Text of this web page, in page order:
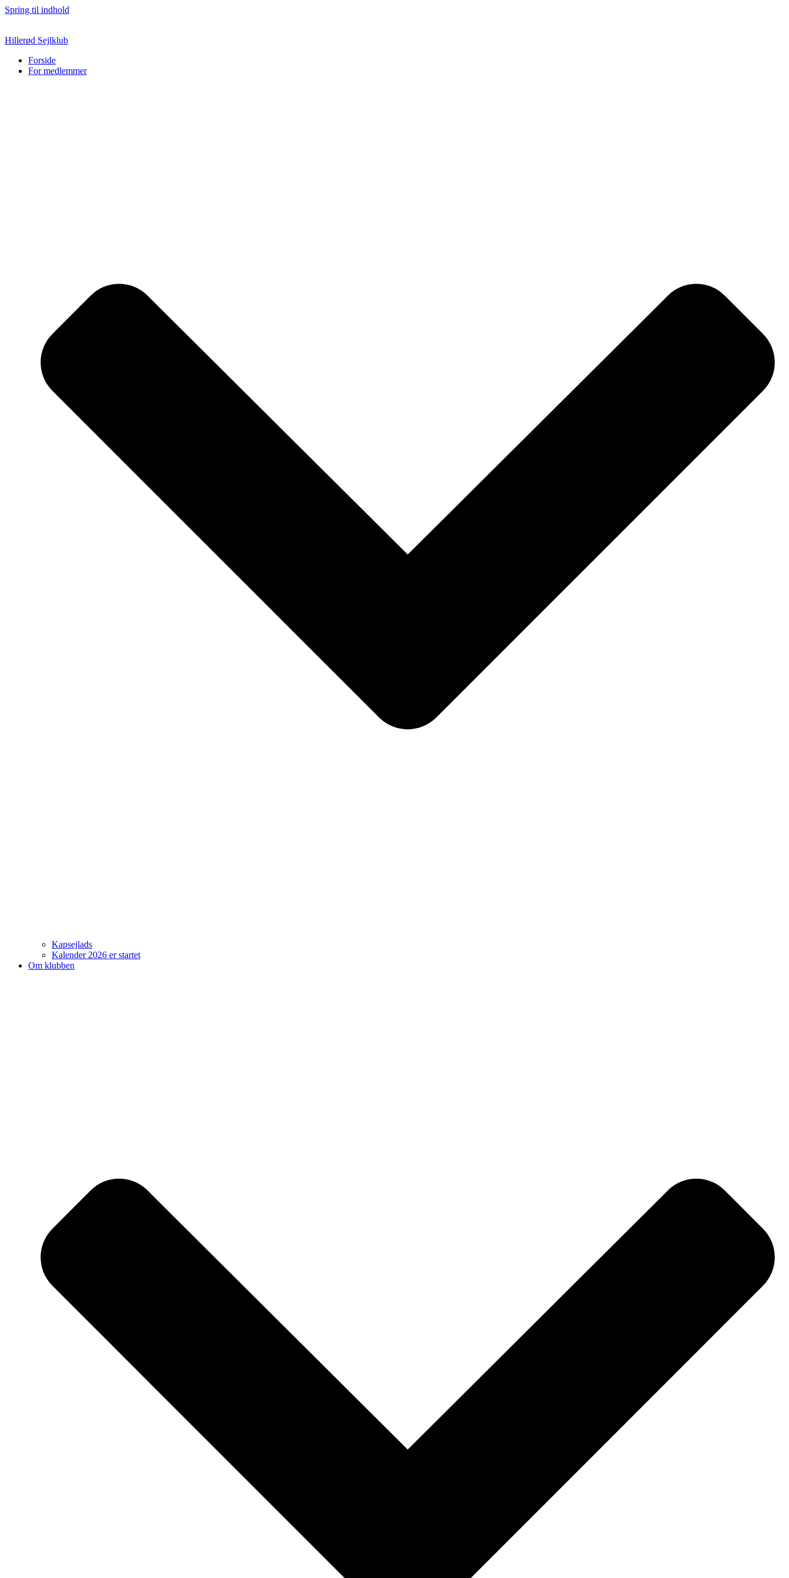
Spring til indhold
Hillerød Sejlklub
Forside
For medlemmer
Kapsejlads
Kalender 2026 er startet
Om klubben